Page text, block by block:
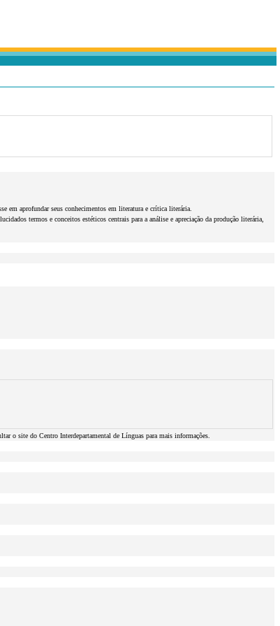
em aprofundar seus conhecimentos em literatura e crítica literária.
termos e conceitos estéticos centrais para a análise e apreciação da produção literária,
o site do Centro Interdepartamental de Línguas para mais informações.